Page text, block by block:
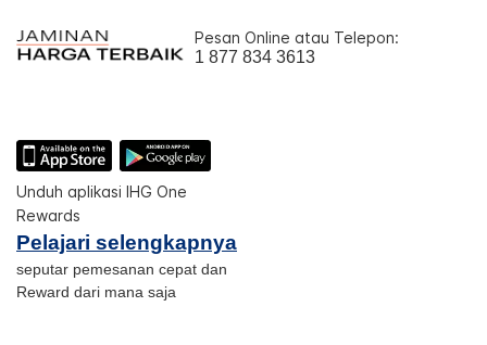
Pesan Online atau Telepon:
1 877 834 3613
Unduh aplikasi IHG One
Rewards
Pelajari selengkapnya
seputar pemesanan cepat dan
Reward dari mana saja